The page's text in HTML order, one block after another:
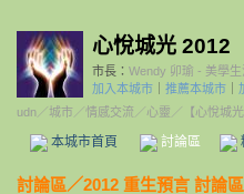
心悅城光 2012
市長： Wendy 卯瑜 - 美學生
加入本城市
推薦本城市
udn／城市 ／情感交流 ／心靈 ／ 【心悅城
本城市首頁 討論區
討論區／2012 重生預言 討論區